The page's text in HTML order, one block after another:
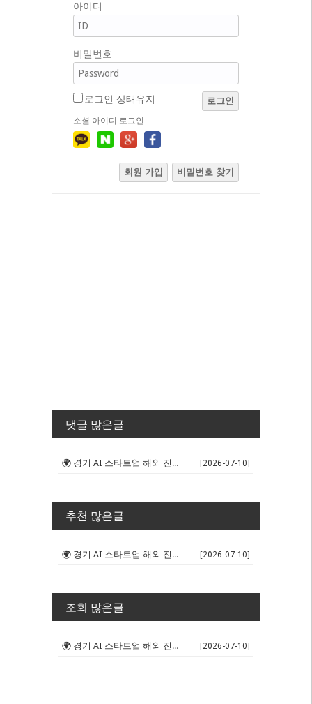
아이디
비밀번호
로그인 상태유지 로그인
소셜 아이디 로그인
회원 가입 비밀번호 찾기
댓글 많은글
🌍 경기 AI 스타트업 해외 진출 판... [2026-07-10]
추천 많은글
🌍 경기 AI 스타트업 해외 진출 판... [2026-07-10]
조회 많은글
🌍 경기 AI 스타트업 해외 진출 판... [2026-07-10]